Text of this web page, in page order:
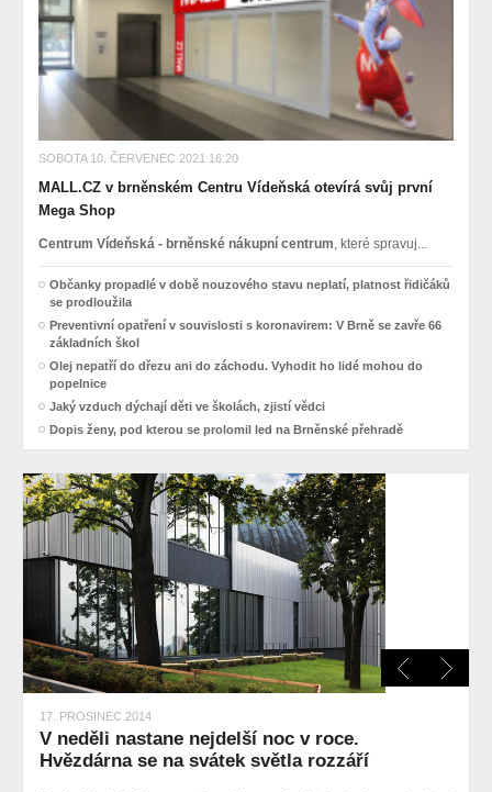
SOBOTA 10. ČERVENEC 2021 16:20
MALL.CZ v brněnském Centru Vídeňská otevírá svůj první
Mega Shop
Centrum Vídeňská - brněnské nákupní centrum, které spravuj...
Občanky propadlé v době nouzového stavu neplatí, platnost řidičáků
se prodloužila
Preventivní opatření v souvislosti s koronavirem: V Brně se zavře 66
základních škol
Olej nepatří do dřezu ani do záchodu. Vyhodit ho lidé mohou do
popelnice
Jaký vzduch dýchají děti ve školách, zjistí vědci
Dopis ženy, pod kterou se prolomil led na Brněnské přehradě
17. PROSINEC 2014
V neděli nastane nejdelší noc v roce.
Hvězdárna se na svátek světla rozzáří